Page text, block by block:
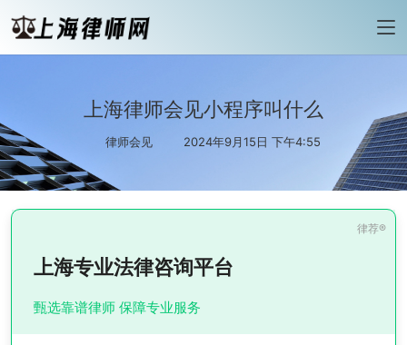
上海律师会见小程序叫什么
律师会见 2024年9月15日 下午4:55
上海专业法律咨询平台
甄选靠谱律师 保障专业服务